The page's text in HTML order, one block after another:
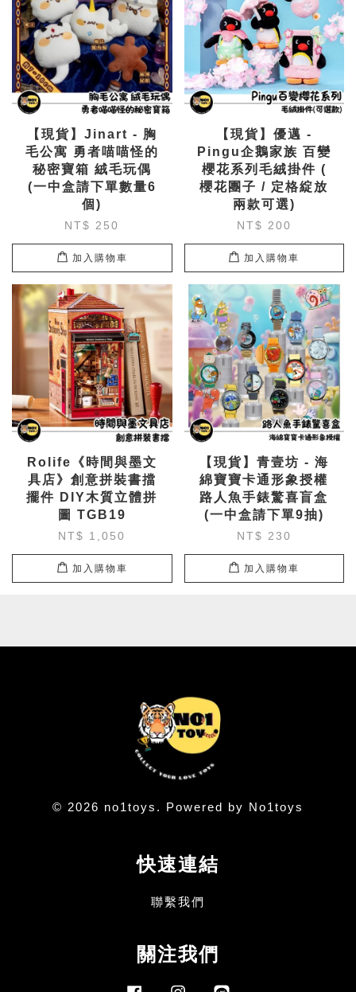
【現貨】Jinart - 胸
毛公寓 勇者喵喵怪的
秘密寶箱 絨毛玩偶
(一中盒請下單數量6
個)
NT$ 250
加入購物車
【現貨】優邁 -
Pingu企鵝家族 百變
櫻花系列毛絨掛件 (
櫻花團子 / 定格綻放
兩款可選)
NT$ 200
加入購物車
Rolife《時間與墨文
具店》創意拼裝書擋
擺件 DIY木質立體拼
圖 TGB19
NT$ 1,050
加入購物車
【現貨】青壹坊 - 海
綿寶寶卡通形象授權
路人魚手錶驚喜盲盒
(一中盒請下單9抽)
NT$ 230
加入購物車
© 2026 no1toys. Powered by No1toys
快速連結
聯繫我們
關注我們